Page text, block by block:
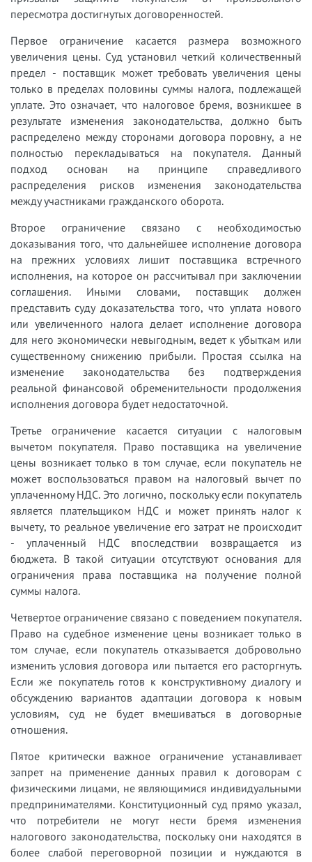
пересмотра достигнутых договоренностей.
Первое ограничение касается размера возможного
увеличения цены. Суд установил четкий количественный
предел - поставщик может требовать увеличения цены
только в пределах половины суммы налога, подлежащей
уплате. Это означает, что налоговое бремя, возникшее в
результате изменения законодательства, должно быть
распределено между сторонами договора поровну, а не
полностью перекладываться на покупателя. Данный
подход основан на принципе справедливого
распределения рисков изменения законодательства
между участниками гражданского оборота.
Второе ограничение связано с необходимостью
доказывания того, что дальнейшее исполнение договора
на прежних условиях лишит поставщика встречного
исполнения, на которое он рассчитывал при заключении
соглашения. Иными словами, поставщик должен
представить суду доказательства того, что уплата нового
или увеличенного налога делает исполнение договора
для него экономически невыгодным, ведет к убыткам или
существенному снижению прибыли. Простая ссылка на
изменение законодательства без подтверждения
реальной финансовой обременительности продолжения
исполнения договора будет недостаточной.
Третье ограничение касается ситуации с налоговым
вычетом покупателя. Право поставщика на увеличение
цены возникает только в том случае, если покупатель не
может воспользоваться правом на налоговый вычет по
уплаченному НДС. Это логично, поскольку если покупатель
является плательщиком НДС и может принять налог к
вычету, то реальное увеличение его затрат не происходит
- уплаченный НДС впоследствии возвращается из
бюджета. В такой ситуации отсутствуют основания для
ограничения права поставщика на получение полной
суммы налога.
Четвертое ограничение связано с поведением покупателя.
Право на судебное изменение цены возникает только в
том случае, если покупатель отказывается добровольно
изменить условия договора или пытается его расторгнуть.
Если же покупатель готов к конструктивному диалогу и
обсуждению вариантов адаптации договора к новым
условиям, суд не будет вмешиваться в договорные
отношения.
Пятое критически важное ограничение устанавливает
запрет на применение данных правил к договорам с
физическими лицами, не являющимися индивидуальными
предпринимателями. Конституционный суд прямо указал,
что потребители не могут нести бремя изменения
налогового законодательства, поскольку они находятся в
более слабой переговорной позиции и нуждаются в